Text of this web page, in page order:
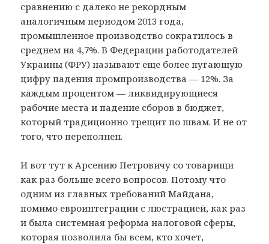
сравнению с далеко не рекордным
аналогичным периодом 2013 года,
промышленное производство сократилось в
среднем на 4,7%. В Федерации работодателей
Украины (ФРУ) называют еще более пугающую
цифру падения промпроизводства — 12%. За
каждым процентом — ликвидирующиеся
рабочие места и падение сборов в бюджет,
который традиционно трещит по швам. И не от
того, что переполнен.
И вот тут к Арсению Петровичу со товарищи
как раз больше всего вопросов. Потому что
одним из главных требований Майдана,
помимо евроинтеграции с люстрацией, как раз
и была системная реформа налоговой сферы,
которая позволила бы всем, кто хочет,